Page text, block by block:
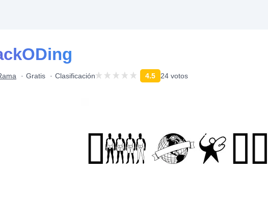
Gratis Clasificación 4.5 24 votos